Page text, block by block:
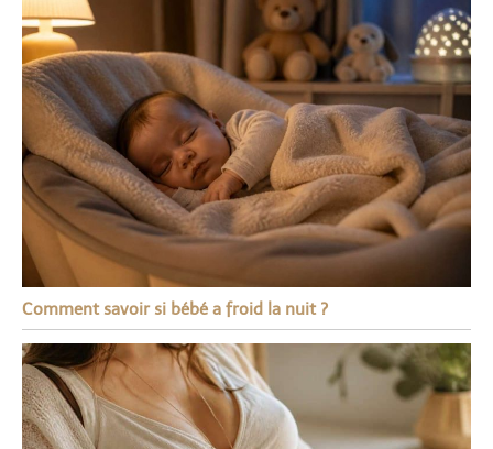
Comment savoir si bébé a froid la nuit ?